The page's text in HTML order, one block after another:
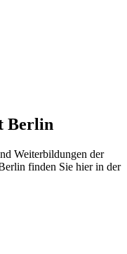
Berlin
Weiterbildungen der
finden Sie hier in der